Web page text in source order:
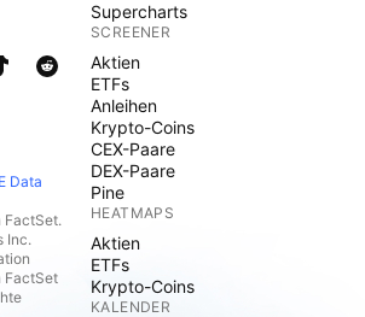
Data
FactSet.
Inc.
FactSet
Supercharts
SCREENER
Aktien
ETFs
Anleihen
Krypto-Coins
CEX-Paare
DEX-Paare
Pine
HEATMAPS
Aktien
ETFs
Krypto-Coins
KALENDER